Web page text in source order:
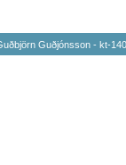
Guðjónsson - kt-